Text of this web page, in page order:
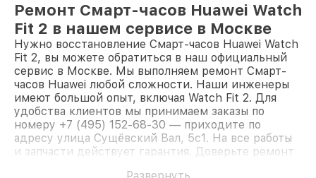
Ремонт Смарт-часов Huawei Watch
Fit 2 в нашем сервисе в Москве
Нужно восстановление Смарт-часов Huawei Watch
Fit 2, вы можете обратиться в наш официальный
сервис в Москве. Мы выполняем ремонт Смарт-
часов Huawei любой сложности. Наши инженеры
имеют большой опыт, включая Watch Fit 2. Для
удобства клиентов мы принимаем заказы по
номеру +7 (495) 152-68-30 — приходите по
адресу улица Сущёвский Вал, 5с1. На все работы
и запчасти действует гарантия. Доверьте ремонт